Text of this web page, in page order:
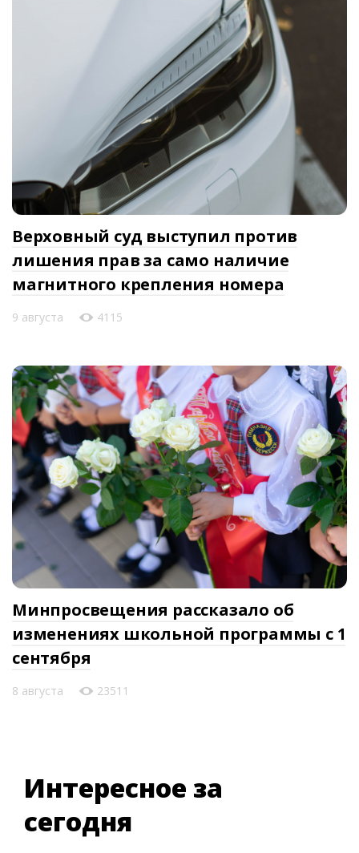
Верховный суд выступил против
лишения прав за само наличие
магнитного крепления номера
9 августа 4115
Минпросвещения рассказало об
изменениях школьной программы с 1
сентября
8 августа 23511
Интересное за
сегодня